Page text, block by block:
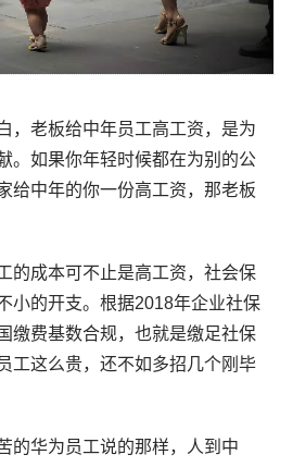
，老板给中年员工高工资，是为
。如果你年轻时候都在为别的公
给中年的你一份高工资，那老板
的成本可不止是高工资，社会保
小的开支。根据2018年企业社保
缴费基数合规，也就是缴足社保
工这么贵，还不如多招几个刚毕
的华为员工说的那样，人到中